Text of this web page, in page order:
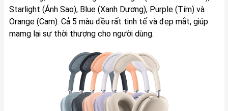
Starlight (Ánh Sao), Blue (Xanh Dương), Purple (Tím) và
Orange (Cam). Cả 5 màu đều rất tinh tế và đẹp mắt, giúp
mamg lại sự thời thượng cho người dùng.